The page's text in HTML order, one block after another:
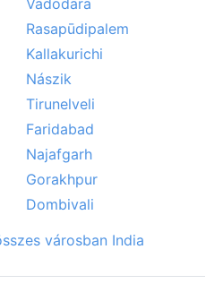
Rasapūdipalem
Kallakurichi
Nászik
Tirunelveli
Faridabad
Najafgarh
Gorakhpur
Dombivali
városban India